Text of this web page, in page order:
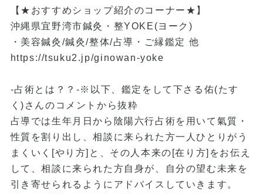
【★おすすめショップ紹介のコーナー★】
沖縄県宜野湾市鍼灸・整YOKE(ヨーク)
・美容鍼灸/鍼灸/整体/占導・ご縁鑑定 他
https://tsuku2.jp/ginowan-yoke
-占術とは？？-※以下、鑑定をして下さる佑(たす
く)さんのコメントから抜粋
占導では生年月日から陰陽六行占術を用いて氣質・
性質を割り出し、相談に来られた方一人ひとりがう
まくいく[やり方]と、その人本来の[在り方]をお伝え
して、相談に来られた方自身が、自分の望む未来を
引き寄せられるようにアドバイスしていきます。